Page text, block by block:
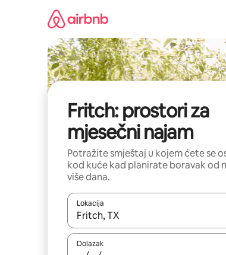
Fritch: prostori za
mjesečni najam
Potražite smještaj u kojem ćete se
kod kuće kad planirate boravak od
više dana.
Lokacija
Kada budu dostupni rezultati, moći
Dolazak